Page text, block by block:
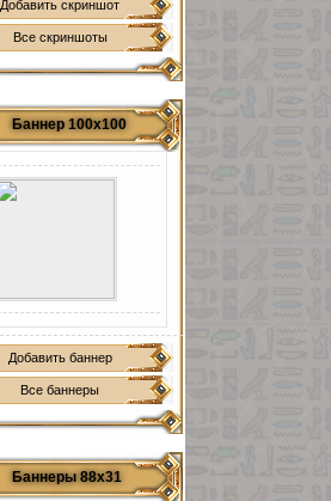
Добавить скриншот
Все скриншоты
Баннер 100х100
Добавить баннер
Все баннеры
Баннеры 88х31